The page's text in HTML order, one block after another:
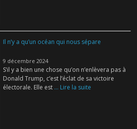
Il n’y a qu’un océan qui nous sépare
9 décembre 2024
S’il y a bien une chose qu’on n’enlèvera pas à
Donald Trump, c’est l’éclat de sa victoire
électorale. Elle est ... Lire la suite